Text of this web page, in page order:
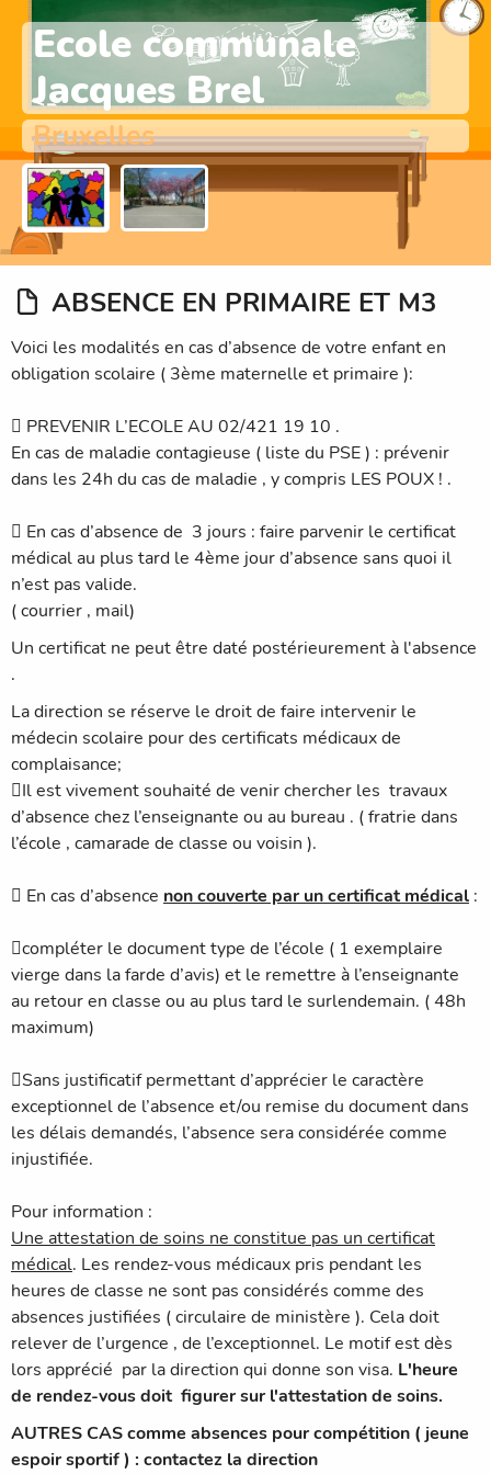
Ecole communale
Jacques Brel
Bruxelles
ABSENCE EN PRIMAIRE ET M3
Voici les modalités en cas d’absence de votre enfant en
obligation scolaire ( 3ème maternelle et primaire ):
 PREVENIR L’ECOLE AU 02/421 19 10 .
En cas de maladie contagieuse ( liste du PSE ) : prévenir
dans les 24h du cas de maladie , y compris LES POUX ! .
 En cas d’absence de 3 jours : faire parvenir le certificat
médical au plus tard le 4ème jour d’absence sans quoi il
n’est pas valide.
( courrier , mail)
Un certificat ne peut être daté postérieurement à l'absence
.
La direction se réserve le droit de faire intervenir le
médecin scolaire pour des certificats médicaux de
complaisance;
Il est vivement souhaité de venir chercher les travaux
d’absence chez l’enseignante ou au bureau . ( fratrie dans
l’école , camarade de classe ou voisin ).
 En cas d’absence non couverte par un certificat médical :
compléter le document type de l’école ( 1 exemplaire
vierge dans la farde d’avis) et le remettre à l’enseignante
au retour en classe ou au plus tard le surlendemain. ( 48h
maximum)
Sans justificatif permettant d’apprécier le caractère
exceptionnel de l’absence et/ou remise du document dans
les délais demandés, l’absence sera considérée comme
injustifiée.
Pour information :
Une attestation de soins ne constitue pas un certificat
médical. Les rendez-vous médicaux pris pendant les
heures de classe ne sont pas considérés comme des
absences justifiées ( circulaire de ministère ). Cela doit
relever de l’urgence , de l’exceptionnel. Le motif est dès
lors apprécié par la direction qui donne son visa. L'heure
de rendez-vous doit figurer sur l'attestation de soins.
AUTRES CAS comme absences pour compétition ( jeune
espoir sportif ) : contactez la direction